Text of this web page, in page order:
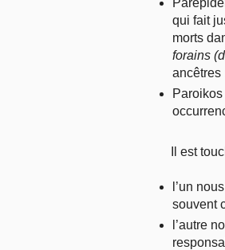
qui fait
morts
forains
ancêtres
Il est
l’un
souvent
l’autre